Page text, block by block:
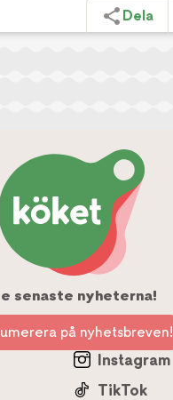
Dela
senaste nyheterna!
på nyhetsbreven!
Instagram
TikTok